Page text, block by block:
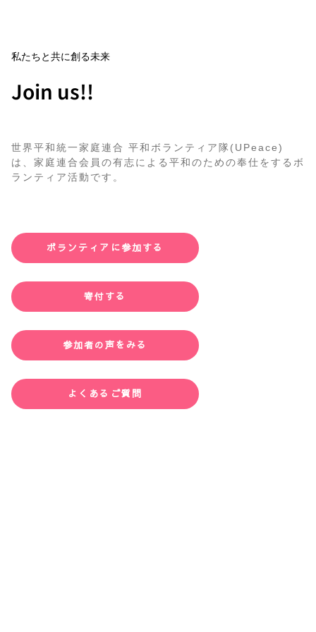
私たちと共に創る未来
Join us!!
世界平和統一家庭連合 平和ボランティア隊(UPeace)
は、家庭連合会員の有志による平和のための奉仕をするボ
ランティア活動です。
ボランティアに参加する
寄付する
参加者の声をみる
よくあるご質問